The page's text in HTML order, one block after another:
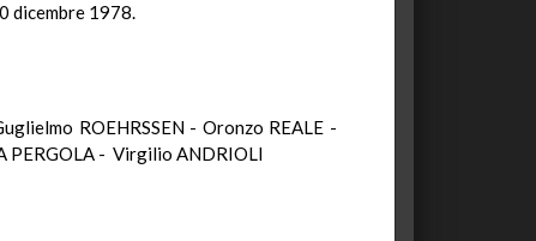
dicembre 1978.
ROEHRSSEN - Oronzo REALE -
PERGOLA - Virgilio ANDRIOLI